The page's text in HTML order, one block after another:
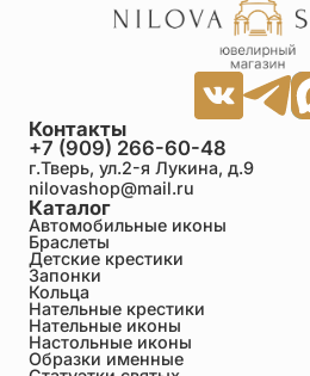
Каталог
Автомобильные иконы
Браслеты
Детские крестики
Запонки
Кольца
Нательные крестики
Нательные иконы
Настольные иконы
Образки именные
Контакты
+7 (909) 266-60-48
г.Тверь, ул.2-я Лукина, д.9
nilovashop@mail.ru